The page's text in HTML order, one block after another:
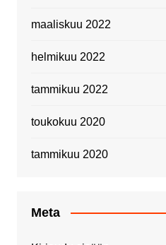
maaliskuu 2022
helmikuu 2022
tammikuu 2022
toukokuu 2020
tammikuu 2020
Meta